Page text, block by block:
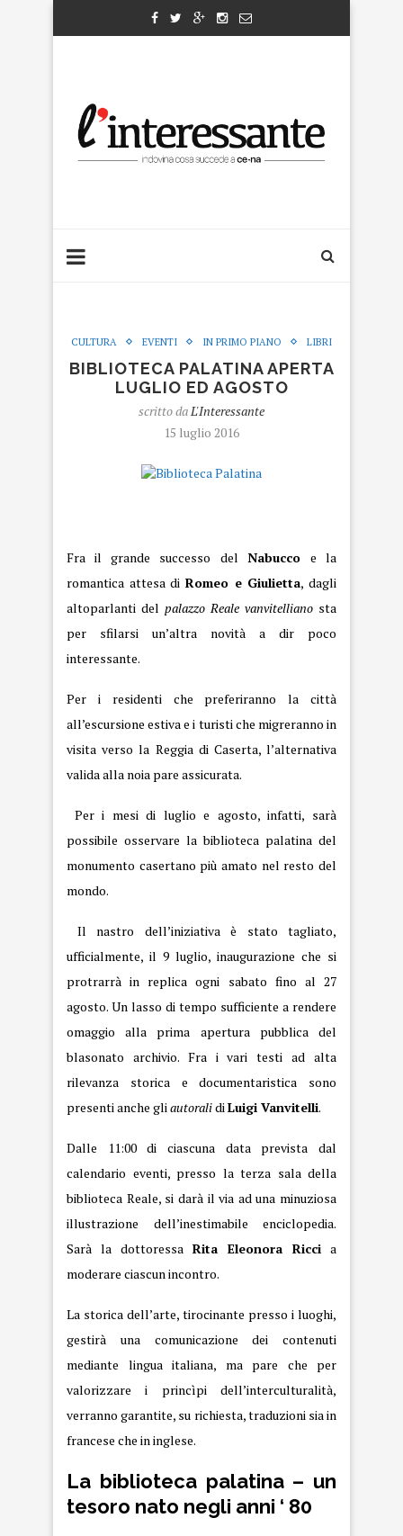
CULTURA EVENTI IN PRIMO PIANO LIBRI
BIBLIOTECA PALATINA APERTA
LUGLIO ED AGOSTO
scritto da L'Interessante
15 luglio 2016
Fra il grande successo del Nabucco e la
romantica attesa di Romeo e Giulietta, dagli
altoparlanti del palazzo Reale vanvitelliano sta
per sfilarsi un’altra novità a dir poco
interessante.
Per i residenti che preferiranno la città
all’escursione estiva e i turisti che migreranno in
visita verso la Reggia di Caserta, l’alternativa
valida alla noia pare assicurata.
Per i mesi di luglio e agosto, infatti, sarà
possibile osservare la biblioteca palatina del
monumento casertano più amato nel resto del
mondo.
Il nastro dell’iniziativa è stato tagliato,
ufficialmente, il 9 luglio, inaugurazione che si
protrarrà in replica ogni sabato fino al 27
agosto. Un lasso di tempo sufficiente a rendere
omaggio alla prima apertura pubblica del
blasonato archivio. Fra i vari testi ad alta
rilevanza storica e documentaristica sono
presenti anche gli autoralidi Luigi Vanvitelli.
Dalle 11:00 di ciascuna data prevista dal
calendario eventi, presso la terza sala della
biblioteca Reale, si darà il via ad una minuziosa
illustrazione dell’inestimabile enciclopedia.
Sarà la dottoressa Rita Eleonora Ricci a
moderare ciascun incontro.
La storica dell’arte, tirocinante presso i luoghi,
gestirà una comunicazione dei contenuti
mediante lingua italiana, ma pare che per
valorizzare i princìpi dell’interculturalità,
verranno garantite, su richiesta, traduzioni sia in
francese che in inglese.
La biblioteca palatina – un
tesoro nato negli anni ‘ 80